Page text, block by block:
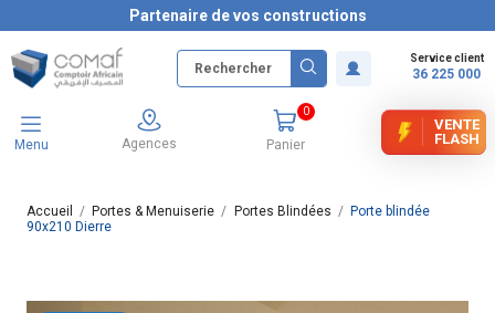
Partenaire de vos constructions
Service client
36 225 000
Menu Agences Panier
0
VENTE
FLASH
Accueil Portes & Menuiserie Portes Blindées
Porte blindée
90x210 Dierre